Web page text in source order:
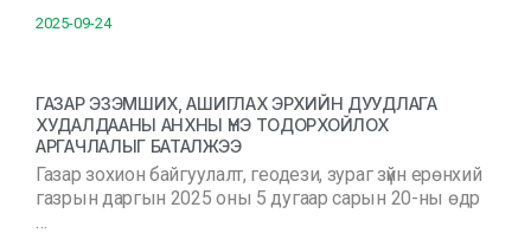
2025-09-24
ГАЗАР ЭЗЭМШИХ, АШИГЛАХ ЭРХИЙН ДУУДЛАГА
ХУДАЛДААНЫ АНХНЫ ҮНЭ ТОДОРХОЙЛОХ
АРГАЧЛАЛЫГ БАТАЛЖЭЭ
Газар зохион байгуулалт, геодези, зураг зүйн ерөнхий
газрын даргын 2025 оны 5 дугаар сарын 20-ны өдр
…